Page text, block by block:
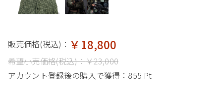
販売価格(税込)： ￥18,800
希望小売価格(税込)：￥23,000
アカウント登録後の購入で獲得： 855 Pt